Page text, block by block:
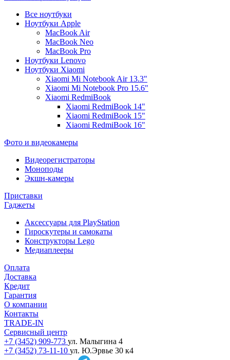
Все ноутбуки
Ноутбуки Apple
MacBook Air
MacBook Neo
MacBook Pro
Ноутбуки Lenovo
Ноутбуки Xiaomi
Xiaomi Mi Notebook Air 13.3"
Xiaomi Mi Notebook Pro 15.6"
Xiaomi RedmiBook
Xiaomi RedmiBook 14"
Xiaomi RedmiBook 15"
Xiaomi RedmiBook 16"
Фото и видеокамеры
Видеорегистраторы
Моноподы
Экшн-камеры
Приставки
Гаджеты
Аксессуары для PlayStation
Гироскутеры и самокаты
Конструкторы Lego
Медиаплееры
Оплата
Доставка
Кредит
Гарантия
О компании
Контакты
TRADE-IN
Сервисный центр
+7 (3452) 909-773 ул. Малыгина 4
+7 (3452) 73-11-10 ул. Ю.Эрвье 30 к4